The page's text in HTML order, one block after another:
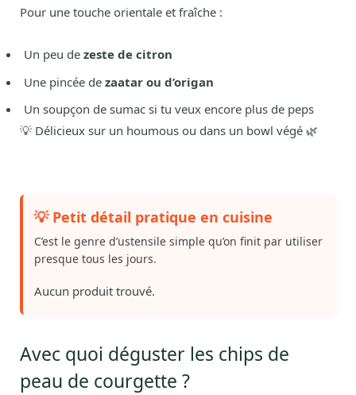
Pour une touche orientale et fraîche :
Un peu de zeste de citron
Une pincée de zaatar ou d’origan
Un soupçon de sumac si tu veux encore plus de peps
💡 Délicieux sur un houmous ou dans un bowl végé 🌿
💡 Petit détail pratique en cuisine
C’est le genre d’ustensile simple qu’on finit par utiliser
presque tous les jours.
Aucun produit trouvé.
Avec quoi déguster les chips de
peau de courgette ?